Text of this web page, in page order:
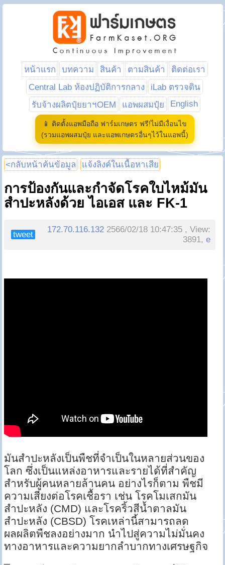
หน้าแรก บทความ สินค้า ตามสินค้า
ติดต่อเรา
Central Lab ห้องปฏิบัติการกลาง
iLab ตรวจดิน
รับจ้างผลิตปุ๋ยยาฯOEM
แอพผสมปุ๋ย English
📱 ติดตั้งแอพมือถือ ฟาร์มเกษตร ฟรี!ไม่มีเงื่อนไข
(รวมแอพผสมปุ๋ย และแอพเกษตรอื่นๆไว้ในแอพนี้)
<กลับหน้าค้นข้อมูล แจ้งลิงค์ในเนื้อหาเสีย
การป้องกันและกำจัดโรคใบไหม้มัน
สำปะหลังด้วย ไอเอส และ FK-1
tweet
172.70.116.132 2566/02/18 10:47:35 , View:
3891,e
มันสำปะหลังเป็นพืชที่จำเป็นในหลายส่วนของ
โลก ซึ่งเป็นแหล่งอาหารและรายได้ที่สำคัญ
สำหรับผู้คนหลายล้านคน อย่างไรก็ตาม พืชมี
ความเสี่ยงต่อโรคเชื้อรา เช่น โรคโมเสกมัน
สำปะหลัง (CMD) และโรคริ้วสีน้ำตาลมัน
สำปะหลัง (CBSD) โรคเหล่านี้สามารถลด
ผลผลิตพืชลงอย่างมาก นำไปสู่ความไม่มั่นคง
ทางอาหารและความยากลำบากทางเศรษฐกิจ